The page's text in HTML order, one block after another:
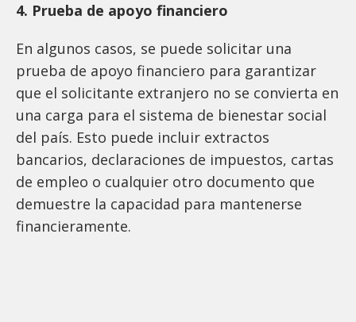
4. Prueba de apoyo financiero
En algunos casos, se puede solicitar una
prueba de apoyo financiero para garantizar
que el solicitante extranjero no se convierta en
una carga para el sistema de bienestar social
del país. Esto puede incluir extractos
bancarios, declaraciones de impuestos, cartas
de empleo o cualquier otro documento que
demuestre la capacidad para mantenerse
financieramente.